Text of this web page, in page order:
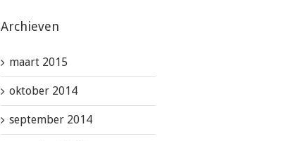
Archieven
maart 2015
oktober 2014
september 2014